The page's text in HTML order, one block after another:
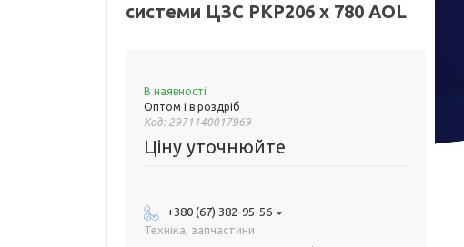
системи ЦЗС PKP206 x 780 AOL
В наявності
Оптом і в роздріб
Код: 2971140017969
Ціну уточнюйте
+380 (67) 382-95-56
Техніка, запчастини